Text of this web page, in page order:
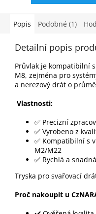
Popis Podobné (1)
Detailní popis
Průvlak je kompatibilní
M8, zejména pro
a nerezový drát o
Vlastnosti:
✅ Precizní
✅ Vyrobeno z
✅ Kompatibilní s
M2/M22
✅ Rychlá a
Tryska pro svařovací
Proč nakoupit u